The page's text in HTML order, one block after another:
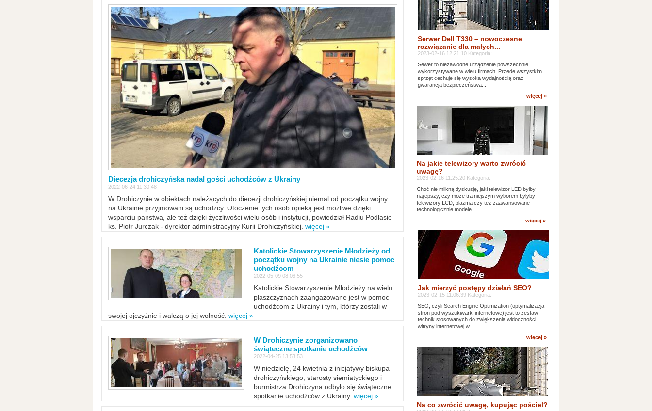
Diecezja drohiczyńska nadal gości uchodźców z Ukrainy
2022-06-24 11:30:48
W Drohiczynie w obiektach należących do diecezji drohiczyńskiej niemal od początku wojny
na Ukrainie przyjmowani są uchodźcy. Otoczenie tych osób opieką jest możliwe dzięki
wsparciu państwa, ale też dzięki życzliwości wielu osób i instytucji, powiedział Radiu Podlasie
ks. Piotr Jurczak - dyrektor administracyjny Kurii Drohiczyńskiej. więcej »
Katolickie Stowarzyszenie Młodzieży od
początku wojny na Ukrainie niesie pomoc
uchodźcom
2022-05-09 08:06:55
Katolickie Stowarzyszenie Młodzieży na wielu
płaszczyznach zaangażowane jest w pomoc
uchodźcom z Ukrainy i tym, którzy zostali w
swojej ojczyźnie i walczą o jej wolność. więcej »
W Drohiczynie zorganizowano
świąteczne spotkanie uchodźców
2022-04-25 13:53:53
W niedzielę, 24 kwietnia z inicjatywy biskupa
drohiczyńskiego, starosty siemiatyckiego i
burmistrza Drohiczyna odbyło się świąteczne
spotkanie uchodźców z Ukrainy. więcej »
Serwer Dell T330 – nowoczesne
rozwiązanie dla małych...
2023-02-16 12:21:10 Kategoria:
Sewer to niezawodne urządzenie powszechnie
wykorzystywane w wielu firmach. Przede wszystkim
sprzęt cechuje się wysoką wydajnością oraz
gwarancją bezpieczeństwa...
więcej »
Na jakie telewizory warto zwrócić
uwagę?
2023-02-16 11:25:20 Kategoria:
Choć nie milkną dyskusję, jaki telewizor LED byłby
najlepszy, czy może trafniejszym wyborem byłyby
telewizory LCD, plazma czy też zaawansowane
technologicznie modele....
więcej »
Jak mierzyć postępy działań SEO?
2023-02-15 11:06:39 Kategoria:
SEO, czyli Search Engine Optimization (optymalizacja
stron pod wyszukiwarki internetowe) jest to zestaw
technik stosowanych do zwiększenia widoczności
witryny internetowej w...
więcej »
Na co zwrócić uwagę, kupując pościel?